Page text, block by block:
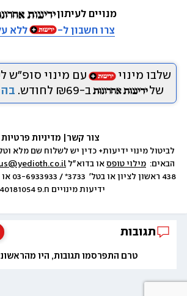
מנויים לעיתון
צרו חשבון ל-
ללא
שלבו מינוי
עם מינוי סופ״ש
של
ב-₪69 לחודש.
צור קשר
הבאים: מילוי טופס או בדוא״ל
ידיעות מינויים ח.פ 540181054
תגובות
טרם התפרסמו תגובות, היו